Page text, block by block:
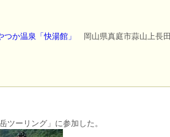
つか温泉「快湯館」 岡山県真庭市蒜山上長
ツーリング」に参加した。